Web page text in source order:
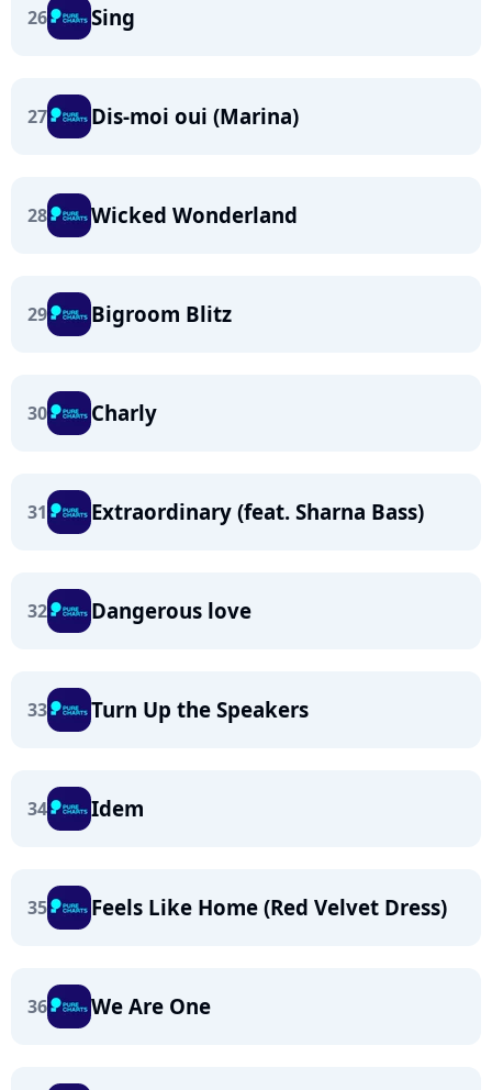
26 Sing
27 Dis-moi oui (Marina)
28 Wicked Wonderland
29 Bigroom Blitz
30 Charly
31 Extraordinary (feat. Sharna Bass)
32 Dangerous love
33 Turn Up the Speakers
34 Idem
35 Feels Like Home (Red Velvet Dress)
36 We Are One